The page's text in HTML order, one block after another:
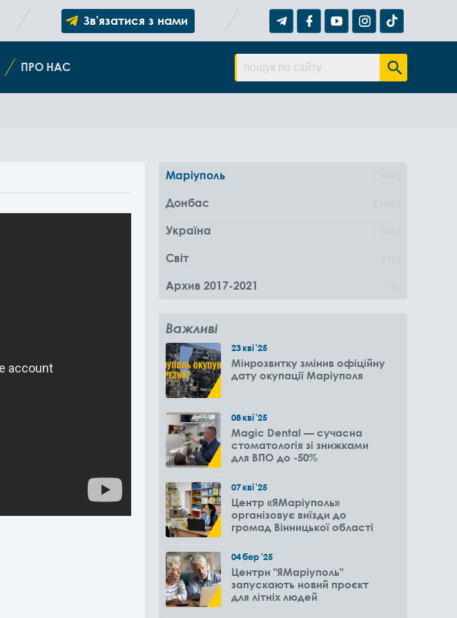
Зв'язатися з нами
ПРО НАС
Маріуполь
Донбас
Україна
Світ
Архив 2017-2021
Важливі
23кві'25
Мінрозвитку змінив офіційну
дату окупації Маріуполя
08кві'25
Magic Dental — сучасна
стоматологія зі знижками
для ВПО до -50%
07кві'25
Центр «ЯМаріуполь»
організовує виїзди до
громад Вінницької області
04бер'25
Центри "ЯМаріуполь"
запускають новий проєкт
для літніх людей